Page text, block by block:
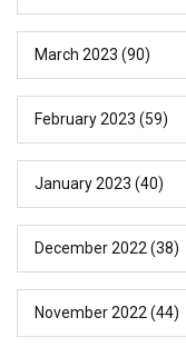
March 2023 (90)
February 2023 (59)
January 2023 (40)
December 2022 (38)
November 2022 (44)